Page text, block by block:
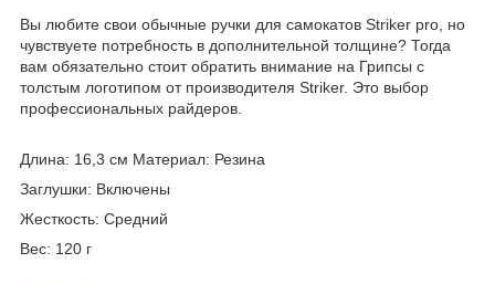
Вы любите свои обычные ручки для самокатов Striker pro, но
чувствуете потребность в дополнительной толщине? Тогда
вам обязательно стоит обратить внимание на Грипсы с
толстым логотипом от производителя Striker. Это выбор
профессиональных райдеров.
Длина: 16,3 см Материал: Резина
Заглушки: Включены
Жесткость: Средний
Вес: 120 г